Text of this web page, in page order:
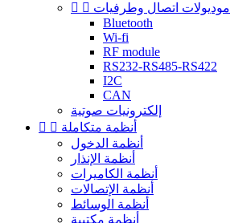
  موديولات اتصال وطرفيات
Bluetooth
Wi-fi
RF module
RS232-RS485-RS422
I2C
CAN
إلكترونيات صوتية
  أنظمة متكاملة
أنظمة الدخول
أنظمة الإنذار
أنظمة الكاميرات
أنظمة الإتصالات
أنظمة الوسائط
أنظمة مكتبية